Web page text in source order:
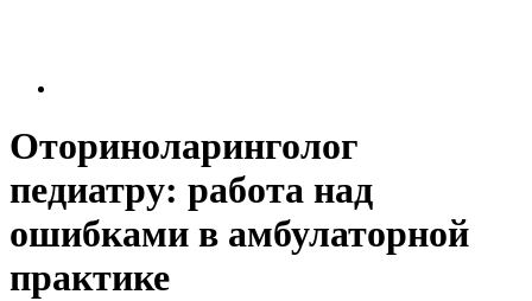
Оториноларинголог
педиатру: работа над
ошибками в амбулаторной
практике